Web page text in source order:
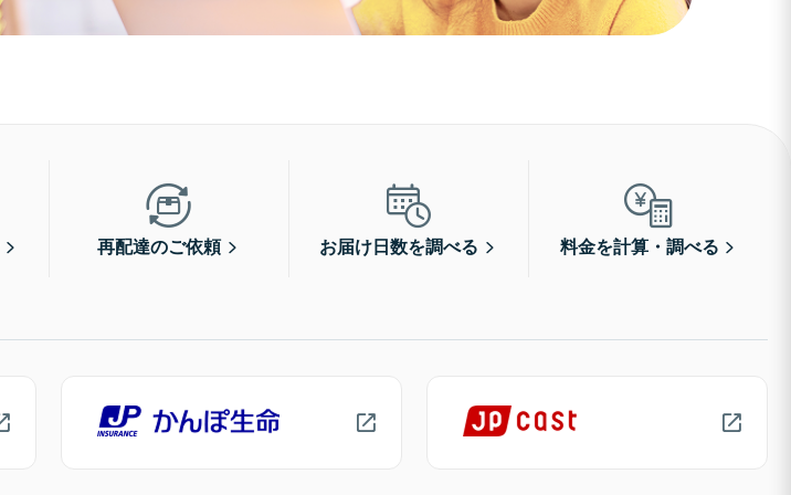
再配達のご依頼 お届け日数を調べる 料金を計算・調べる